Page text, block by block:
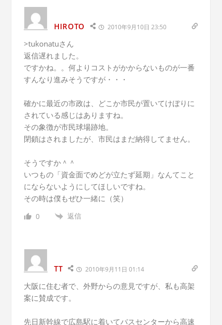
HIROTO 2010年9月10日 23:50
>tukonatuさん
返信遅れました。
ですかね。。何よりコストがかからないものが一番
すんなり進みそうですが・・・
確かに最近の市政は、どこか市民が置いてけぼりに
されている感じはありますね。
その象徴が市民球場跡地。
閉鎖はされましたが、市民はまだ納得してません。
そうですか＾＾
いつもの「資金面でめどが立たず延期」なんてこと
にならないようにしてほしいですね。
その時は僕もぜひ一緒に（笑）
0 返信
TT 2010年9月11日 01:14
大阪に住む者で、外野からの意見ですが、私も高架
案に賛成です。
先日新幹線で広島駅に着いてバスセンターから高速